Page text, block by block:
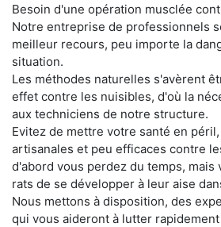
Besoin d'une opération musclée
Notre entreprise de professionnels
meilleur recours, peu importe la
situation.
Les méthodes naturelles s'avèrent
effet contre les nuisibles, d'où la
aux techniciens de notre structure.
Evitez de mettre votre santé en
artisanales et peu efficaces contre
d'abord vous perdez du temps, mais
rats de se développer à leur aise
Nous mettons à disposition, des
qui vous aideront à lutter